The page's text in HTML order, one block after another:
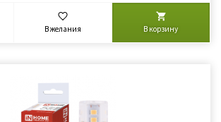
В желания В корзину